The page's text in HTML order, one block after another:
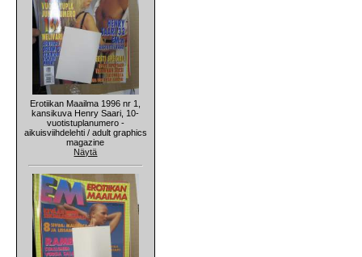
Erotiikan Maailma 1996 nr 1,
kansikuva Henry Saari, 10-
vuotistuplanumero -
aikuisviihdelehti / adult graphics
magazine
Näytä